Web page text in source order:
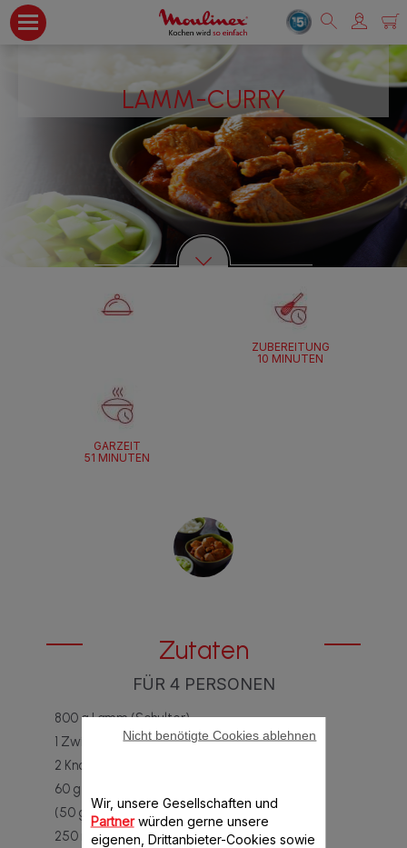
LAMM-CURRY
ZUBEREITUNG
10 MINUTEN
GARZEIT
51 MINUTEN
Zutaten
FÜR 4 PERSONEN
800 g Lamm (Schulter)
1 Zwiebel
2 Knoblauchzehen
60 g Olivenöl
(50 g) 2 EL Currypulver
250 ml Kokosnussmilch
Wir, unsere Gesellschaften und
Partnerwürden gerne unsere
eigenen, Drittanbieter-Cookies sowie
Nicht benötigte Cookies ablehnen